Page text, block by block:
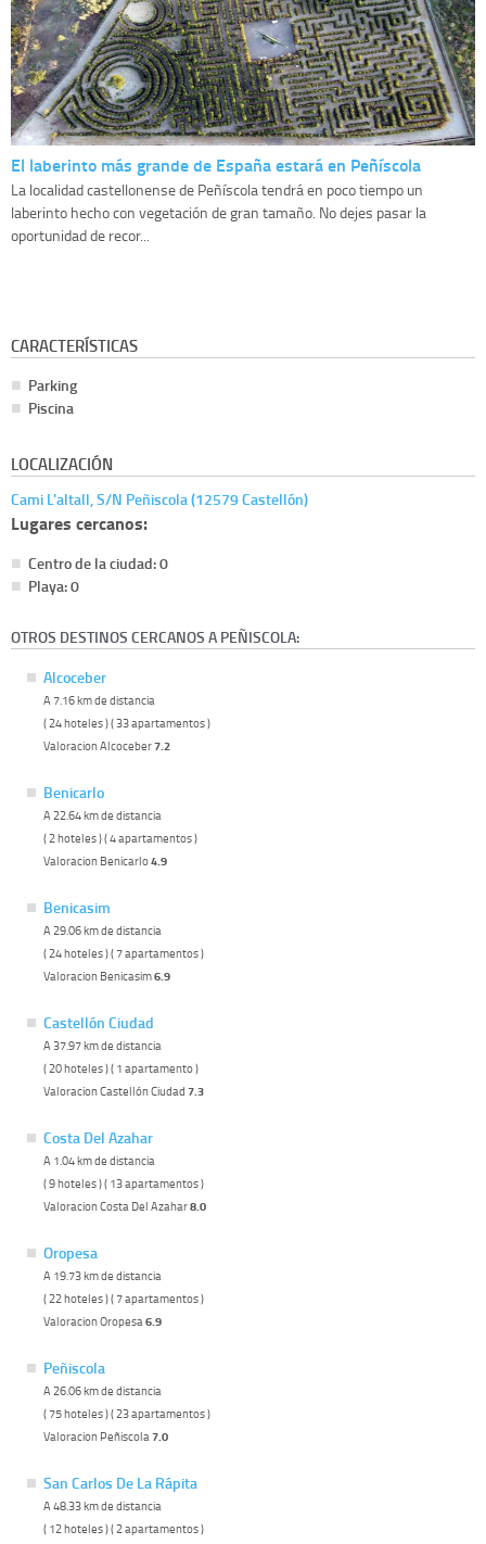
El laberinto más grande de España estará en Peñíscola
La localidad castellonense de Peñíscola tendrá en poco tiempo un
laberinto hecho con vegetación de gran tamaño. No dejes pasar la
oportunidad de recor...
CARACTERÍSTICAS
Parking
Piscina
LOCALIZACIÓN
Cami L'altall, S/N Peñiscola (12579 Castellón)
Lugares cercanos:
Centro de la ciudad: 0
Playa: 0
OTROS DESTINOS CERCANOS A PEÑISCOLA:
Alcoceber
A 7.16 km de distancia
( 24 hoteles ) ( 33 apartamentos )
Valoracion Alcoceber7.2
Benicarlo
A 22.64 km de distancia
( 2 hoteles ) ( 4 apartamentos )
Valoracion Benicarlo4.9
Benicasim
A 29.06 km de distancia
( 24 hoteles ) ( 7 apartamentos )
Valoracion Benicasim6.9
Castellón Ciudad
A 37.97 km de distancia
( 20 hoteles ) ( 1 apartamento )
Valoracion Castellón Ciudad 7.3
Costa Del Azahar
A 1.04 km de distancia
( 9 hoteles ) ( 13 apartamentos )
Valoracion Costa Del Azahar8.0
Oropesa
A 19.73 km de distancia
( 22 hoteles ) ( 7 apartamentos )
Valoracion Oropesa 6.9
Peñiscola
A 26.06 km de distancia
( 75 hoteles ) ( 23 apartamentos )
Valoracion Peñiscola 7.0
San Carlos De La Rápita
A 48.33 km de distancia
( 12 hoteles ) ( 2 apartamentos )